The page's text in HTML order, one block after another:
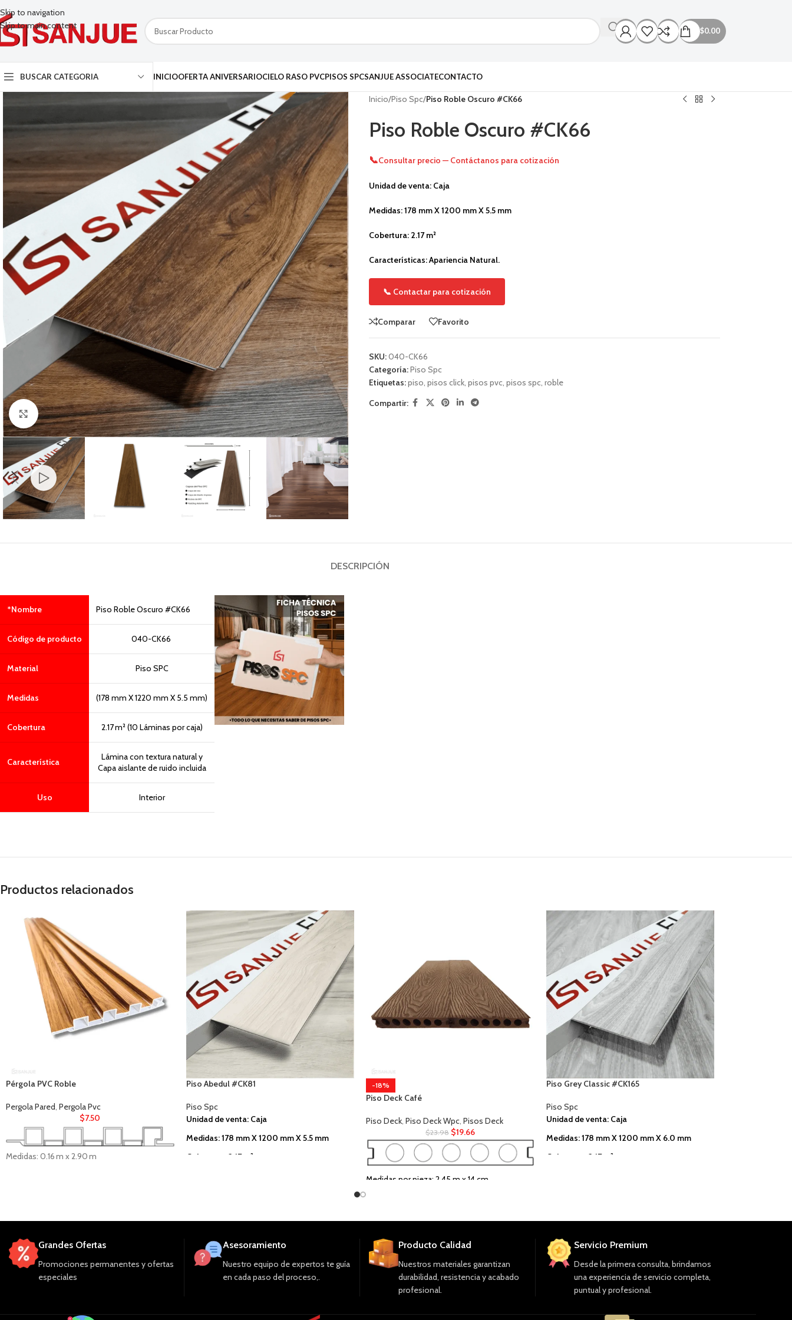
Skip to navigation
Skip to main content
$0.00
BUSCAR CATEGORIA INICIOOFERTA ANIVERSARIOCIELO RASO PVCPISOS SPCSANJUE ASSOCIATECONTACTO
Click to enlarge
Inicio/Piso Spc/Piso Roble Oscuro #CK66
Piso Roble Oscuro #CK66
📞Consultar precio — Contáctanos para cotización
Unidad de venta: Caja
Medidas: 178 mm X 1200 mm X 5.5 mm
Cobertura: 2.17 m²
Características: Apariencia Natural.
📞 Contactar para cotización
Comparar Favorito
SKU:040-CK66
Categoría:Piso Spc
Etiquetas:piso, pisos click, pisos pvc, pisos spc, roble
Compartir:
DESCRIPCIÓN
*Nombre Piso Roble Oscuro #CK66
Código de producto 040-CK66
Material Piso SPC
Medidas (178 mm X 1220 mm X 5.5 mm)
Cobertura 2.17 m² (10 Láminas por caja)
Característica
Lámina con textura natural y
Capa aislante de ruido incluida
Uso Interior
Productos relacionados
Pérgola PVC Roble
Pergola Pared, Pergola Pvc
$7.50
Medidas: 0.16 m x 2.90 m
Piso Abedul #CK81
Piso Spc
Unidad de venta: Caja
Medidas: 178 mm X 1200 mm X 5.5 mm
Cobertura: 2.17 m²
-18%
Piso Deck Café
Piso Deck, Piso Deck Wpc, Pisos Deck
$23.98 $19.66
Medidas por pieza: 2.45 m x 14 cm
Piso Grey Classic #CK165
Piso Spc
Unidad de venta: Caja
Medidas: 178 mm X 1200 mm X 6.0 mm
Cobertura: 2.17 m²
Grandes Ofertas
Promociones permanentes y ofertas
especiales
Asesoramiento
Nuestro equipo de expertos te guía
en cada paso del proceso,.
Producto Calidad
Nuestros materiales garantizan
durabilidad, resistencia y acabado
profesional.
Servicio Premium
Desde la primera consulta, brindamos
una experiencia de servicio completa,
puntual y profesional.